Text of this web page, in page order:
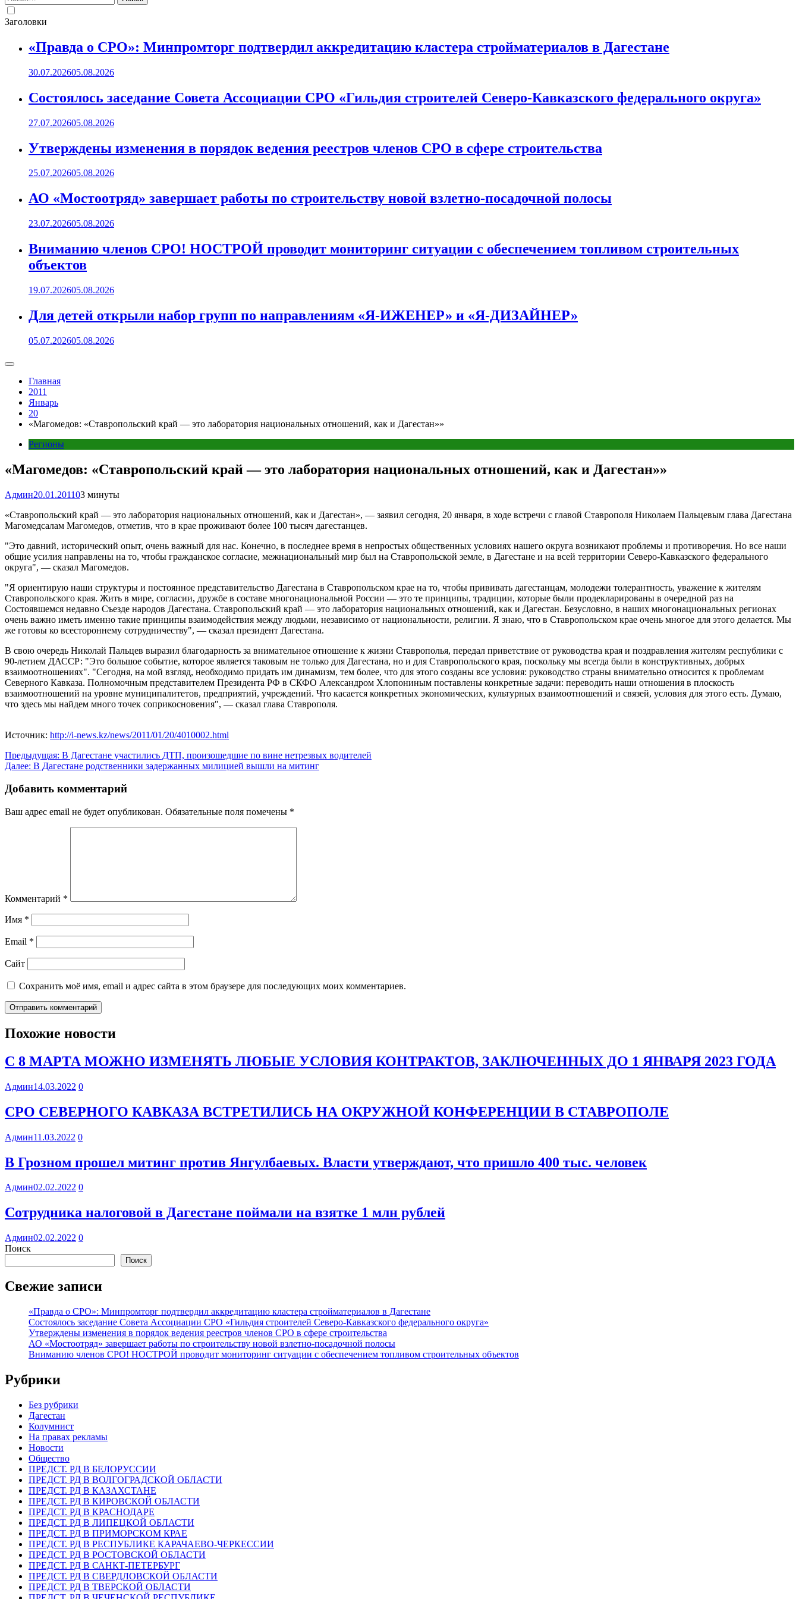
Заголовки
«Правда о СРО»: Минпромторг подтвердил аккредитацию кластера стройматериалов в Дагестане
30.07.202605.08.2026
Состоялось заседание Совета Ассоциации СРО «Гильдия строителей Северо-Кавказского федерального округа»
27.07.202605.08.2026
Утверждены изменения в порядок ведения реестров членов СРО в сфере строительства
25.07.202605.08.2026
АО «Мостоотряд» завершает работы по строительству новой взлетно-посадочной полосы
23.07.202605.08.2026
Вниманию членов СРО! НОСТРОЙ проводит мониторинг ситуации с обеспечением топливом строительных
объектов
19.07.202605.08.2026
Для детей открыли набор групп по направлениям «Я-ИЖЕНЕР» и «Я-ДИЗАЙНЕР»
05.07.202605.08.2026
Главная
2011
Январь
20
«Магомедов: «Ставропольский край — это лаборатория национальных отношений, как и Дагестан»»
Регионы
«Магомедов: «Ставропольский край — это лаборатория национальных отношений, как и Дагестан»»
Админ20.01.201103 минуты
«Ставропольский край — это лаборатория национальных отношений, как и Дагестан», — заявил сегодня, 20 января, в ходе встречи с главой Ставрополя Николаем Пальцевым глава Дагестана
Магомедсалам Магомедов, отметив, что в крае проживают более 100 тысяч дагестанцев.
"Это давний, исторический опыт, очень важный для нас. Конечно, в последнее время в непростых общественных условиях нашего округа возникают проблемы и противоречия. Но все наши
общие усилия направлены на то, чтобы гражданское согласие, межнациональный мир был на Ставропольской земле, в Дагестане и на всей территории Северо-Кавказского федерального
округа", — сказал Магомедов.
"Я ориентирую наши структуры и постоянное представительство Дагестана в Ставропольском крае на то, чтобы прививать дагестанцам, молодежи толерантность, уважение к жителям
Ставропольского края. Жить в мире, согласии, дружбе в составе многонациональной России — это те принципы, традиции, которые были продекларированы в очередной раз на
Состоявшемся недавно Съезде народов Дагестана. Ставропольский край — это лаборатория национальных отношений, как и Дагестан. Безусловно, в наших многонациональных регионах
очень важно иметь именно такие принципы взаимодействия между людьми, независимо от национальности, религии. Я знаю, что в Ставропольском крае очень многое для этого делается. Мы
же готовы ко всестороннему сотрудничеству", — сказал президент Дагестана.
В свою очередь Николай Пальцев выразил благодарность за внимательное отношение к жизни Ставрополья, передал приветствие от руководства края и поздравления жителям республики с
90-летием ДАССР: "Это большое событие, которое является таковым не только для Дагестана, но и для Ставропольского края, поскольку мы всегда были в конструктивных, добрых
взаимоотношениях". "Сегодня, на мой взгляд, необходимо придать им динамизм, тем более, что для этого созданы все условия: руководство страны внимательно относится к проблемам
Северного Кавказа. Полномочным представителем Президента РФ в СКФО Александром Хлопониным поставлены конкретные задачи: переводить наши отношения в плоскость
взаимоотношений на уровне муниципалитетов, предприятий, учреждений. Что касается конкретных экономических, культурных взаимоотношений и связей, условия для этого есть. Думаю,
что здесь мы найдем много точек соприкосновения", — сказал глава Ставрополя.
Источник: http://i-news.kz/news/2011/01/20/4010002.html
Навигация
по
записям
Предыдущая: В Дагестане участились ДТП, произошедшие по вине нетрезвых водителей
Далее: В Дагестане родственники задержанных милицией вышли на митинг
Добавить комментарий
Ваш адрес email не будет опубликован. Обязательные поля помечены *
Комментарий *
Имя *
Email *
Сайт
Сохранить моё имя, email и адрес сайта в этом браузере для последующих моих комментариев.
Похожие новости
С 8 МАРТА МОЖНО ИЗМЕНЯТЬ ЛЮБЫЕ УСЛОВИЯ КОНТРАКТОВ, ЗАКЛЮЧЕННЫХ ДО 1 ЯНВАРЯ 2023 ГОДА
Админ14.03.2022 0
СРО СЕВЕРНОГО КАВКАЗА ВСТРЕТИЛИСЬ НА ОКРУЖНОЙ КОНФЕРЕНЦИИ В СТАВРОПОЛЕ
Админ11.03.2022 0
В Грозном прошел митинг против Янгулбаевых. Власти утверждают, что пришло 400 тыс. человек
Админ02.02.2022 0
Сотрудника налоговой в Дагестане поймали на взятке 1 млн рублей
Админ02.02.2022 0
Поиск
Поиск
Свежие записи
«Правда о СРО»: Минпромторг подтвердил аккредитацию кластера стройматериалов в Дагестане
Состоялось заседание Совета Ассоциации СРО «Гильдия строителей Северо-Кавказского федерального округа»
Утверждены изменения в порядок ведения реестров членов СРО в сфере строительства
АО «Мостоотряд» завершает работы по строительству новой взлетно-посадочной полосы
Вниманию членов СРО! НОСТРОЙ проводит мониторинг ситуации с обеспечением топливом строительных объектов
Рубрики
Без рубрики
Дагестан
Колумнист
На правах рекламы
Новости
Общество
ПРЕДСТ. РД В БЕЛОРУССИИ
ПРЕДСТ. РД В ВОЛГОГРАДСКОЙ ОБЛАСТИ
ПРЕДСТ. РД В КАЗАХСТАНЕ
ПРЕДСТ. РД В КИРОВСКОЙ ОБЛАСТИ
ПРЕДСТ. РД В КРАСНОДАРЕ
ПРЕДСТ. РД В ЛИПЕЦКОЙ ОБЛАСТИ
ПРЕДСТ. РД В ПРИМОРСКОМ КРАЕ
ПРЕДСТ. РД В РЕСПУБЛИКЕ КАРАЧАЕВО-ЧЕРКЕССИИ
ПРЕДСТ. РД В РОСТОВСКОЙ ОБЛАСТИ
ПРЕДСТ. РД В САНКТ-ПЕТЕРБУРГ
ПРЕДСТ. РД В СВЕРДЛОВСКОЙ ОБЛАСТИ
ПРЕДСТ. РД В ТВЕРСКОЙ ОБЛАСТИ